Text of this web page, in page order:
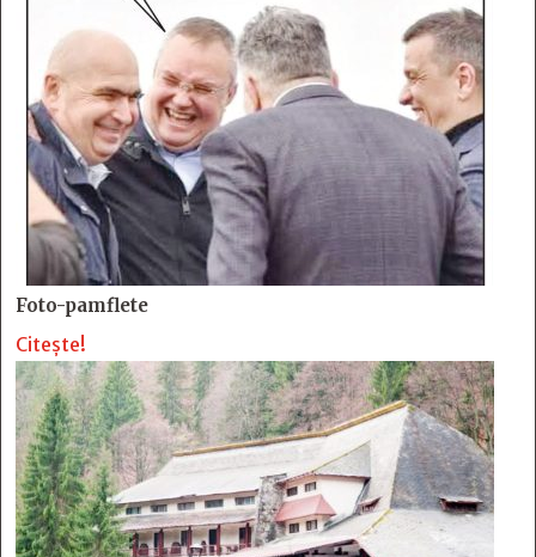
Foto-pamflete
Citește!